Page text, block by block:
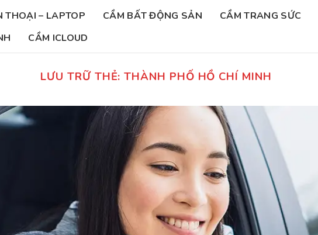
THOẠI – LAPTOP CẦM BẤT ĐỘNG SẢN CẦM TRANG SỨC
CẦM ICLOUD
LƯU TRỮ THẺ:THÀNH PHỐ HỒ CHÍ MINH